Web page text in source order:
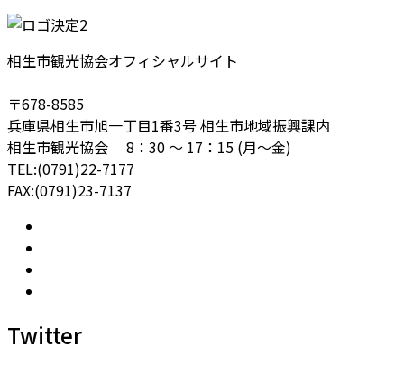
相生市観光協会オフィシャルサイト
〒678-8585
兵庫県相生市旭一丁目1番3号 相生市地域振興課内
相生市観光協会 8：30 ～ 17：15 (月～金)
TEL:(0791)22-7177
FAX:(0791)23-7137
Twitter